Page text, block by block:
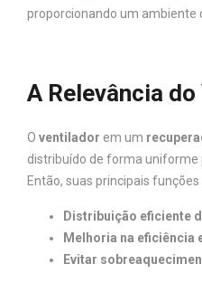
proporcionando um ambiente
A Relevância
O ventilador em um
distribuído de forma uniforme
Então, suas principais
Distribuição eficiente
Melhoria na eficiência
Evitar